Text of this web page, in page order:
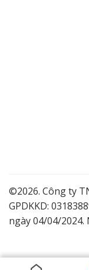
©2026. Công ty
GPDKKD:
ngày 04/04/